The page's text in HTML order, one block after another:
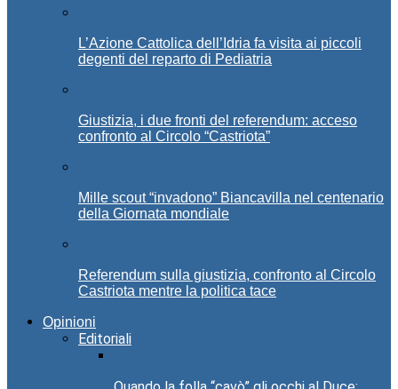
L’Azione Cattolica dell’Idria fa visita ai piccoli
degenti del reparto di Pediatria
Giustizia, i due fronti del referendum: acceso
confronto al Circolo “Castriota”
Mille scout “invadono” Biancavilla nel centenario
della Giornata mondiale
Referendum sulla giustizia, confronto al Circolo
Castriota mentre la politica tace
Opinioni
Editoriali